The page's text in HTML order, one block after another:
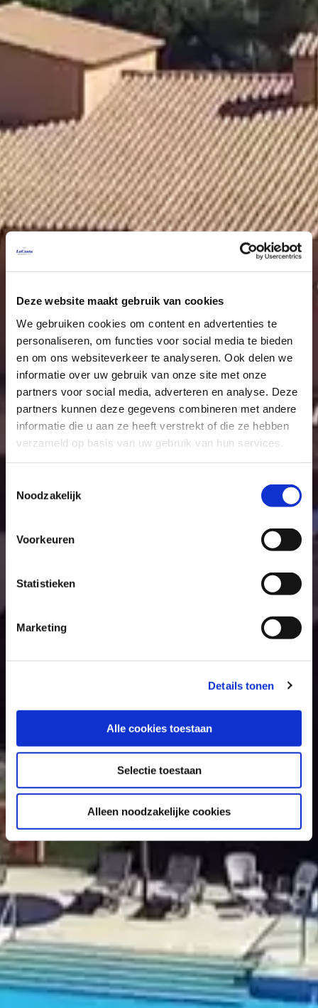
Deze website maakt gebruik van cookies
We gebruiken cookies om content en advertenties te
personaliseren, om functies voor social media te bieden
en om ons websiteverkeer te analyseren. Ook delen we
informatie over uw gebruik van onze site met onze
partners voor social media, adverteren en analyse. Deze
partners kunnen deze gegevens combineren met andere
informatie die u aan ze heeft verstrekt of die ze hebben
verzameld op basis van uw gebruik van hun services.
Noodzakelijk
Voorkeuren
Statistieken
Marketing
Details tonen
Alle cookies toestaan
Selectie toestaan
Alleen noodzakelijke cookies